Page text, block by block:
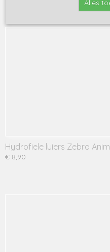
Hydrofiele luiers Zebra
€ 8,90
Alles